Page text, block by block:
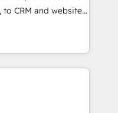
✔️A team of
pricing models —
HubSpot
customers so
✔️Bespoke apps &
CRM and websites.
in every inch of
in-hand with your
build a better